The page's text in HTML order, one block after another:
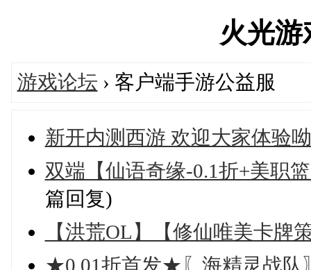
火光
游戏论坛 › 客户端手游公益服
新开内测西游 欢迎大家体验
双端【仙语奇缘-0.1折+美职
篇回复)
【洪荒OL】【修仙唯美卡牌
★0.01折首发★〖海精灵战队